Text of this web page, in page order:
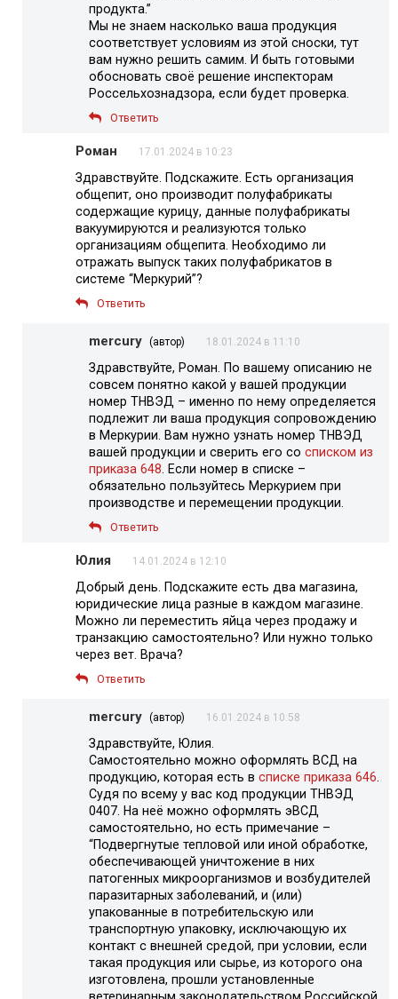
продукта.”
Мы не знаем насколько ваша продукция
соответствует условиям из этой сноски, тут
вам нужно решить самим. И быть готовыми
обосновать своё решение инспекторам
Россельхознадзора, если будет проверка.
Ответить
Роман 17.01.2024 в 10:23
Здравствуйте. Подскажите. Есть организация
общепит, оно производит полуфабрикаты
содержащие курицу, данные полуфабрикаты
вакуумируются и реализуются только
организациям общепита. Необходимо ли
отражать выпуск таких полуфабрикатов в
системе “Меркурий”?
Ответить
mercury (автор) 18.01.2024 в 11:10
Здравствуйте, Роман. По вашему описанию не
совсем понятно какой у вашей продукции
номер ТНВЭД – именно по нему определяется
подлежит ли ваша продукция сопровождению
в Меркурии. Вам нужно узнать номер ТНВЭД
вашей продукции и сверить его со списком из
приказа 648 . Если номер в списке –
обязательно пользуйтесь Меркурием при
производстве и перемещении продукции.
Ответить
Юлия 14.01.2024 в 12:10
Добрый день. Подскажите есть два магазина,
юридические лица разные в каждом магазине.
Можно ли переместить яйца через продажу и
транзакцию самостоятельно? Или нужно только
через вет. Врача?
Ответить
mercury (автор) 16.01.2024 в 10:58
Здравствуйте, Юлия.
Самостоятельно можно оформлять ВСД на
продукцию, которая есть в списке приказа 646
Судя по всему у вас код продукции ТНВЭД
0407. На неё можно оформлять эВСД
самостоятельно, но есть примечание –
“Подвергнутые тепловой или иной обработке,
обеспечивающей уничтожение в них
патогенных микроорганизмов и возбудителей
паразитарных заболеваний, и (или)
упакованные в потребительскую или
транспортную упаковку, исключающую их
контакт с внешней средой, при условии, если
такая продукция или сырье, из которого она
изготовлена, прошли установленные